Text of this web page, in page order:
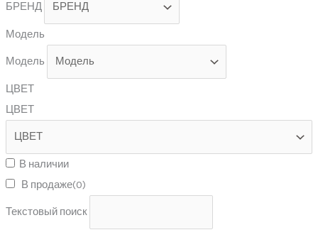
БРЕНД
Модель
Модель
ЦВЕТ
ЦВЕТ
В наличии
В продаже(0)
Текстовый поиск